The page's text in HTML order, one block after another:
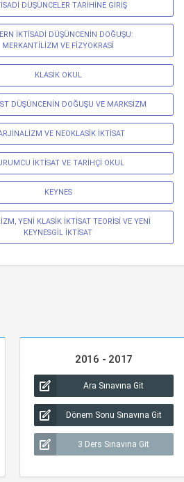
DÜŞÜNCELER TARİHİNE GİRİŞ
İKTİSADİ DÜŞÜNCENİN DOĞUŞU:
MERKANTİLİZM VE FİZYOKRASİ
KLASİK OKUL
DÜŞÜNCENİN DOĞUŞU VE MARKSİZM
VE NEOKLASİK İKTİSAT
İKTİSAT VE TARİHÇİ OKUL
KEYNES
YENİ KLASİK İKTİSAT TEORİSİ VE YENİ
KEYNESGİL İKTİSAT
2016 - 2017
Ara Sınavına Git
Dönem Sonu Sınavına Git
3 Ders Sınavına Git